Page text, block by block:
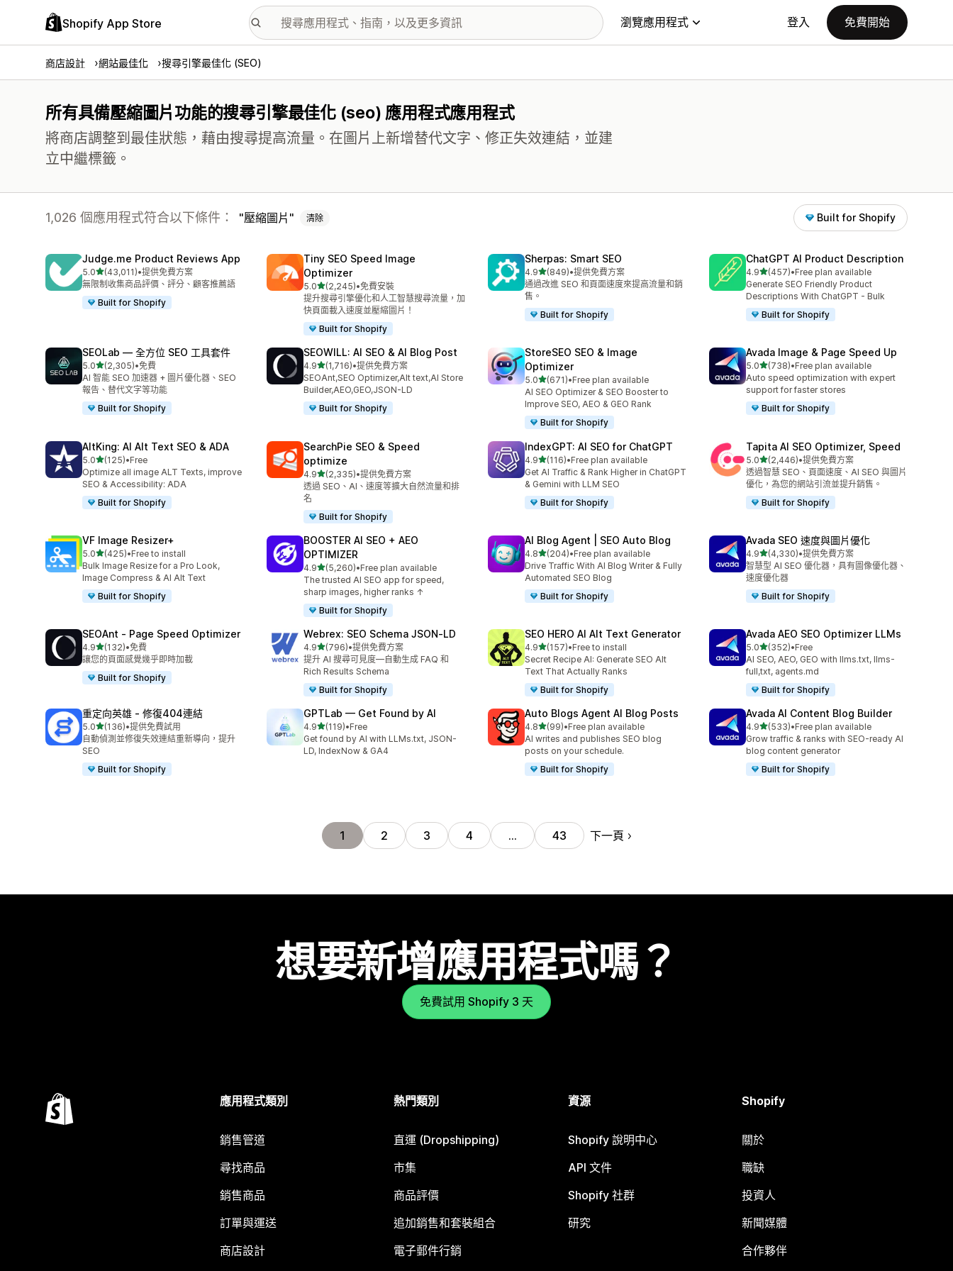
Shopify App Store 瀏覽應用程式 登入 免費開始
商店設計 網站最佳化 搜尋引擎最佳化 (SEO)
所有具備壓縮圖片功能的搜尋引擎最佳化 (seo) 應用程式應用程式
將商店調整到最佳狀態，藉由搜尋提高流量。在圖片上新增替代文字、修正失效連結，並建
立中繼標籤。
1,026 個應用程式符合以下條件： 壓縮圖片 清除 Built for Shopify
Judge.me Product Reviews App
5.0滿分 5 顆星
(43,011)
共有 43011 則評價
•提供免費方案
無限制收集商品評價、評分、顧客推薦語
Built for Shopify
Tiny SEO Speed Image
Optimizer
5.0滿分 5 顆星
(2,245)
共有 2245 則評價
•免費安裝
提升搜尋引擎優化和人工智慧搜尋流量，加
快頁面載入速度並壓縮圖片！
Built for Shopify
Sherpas: Smart SEO
4.9滿分 5 顆星
(849)
共有 849 則評價
•提供免費方案
通過改進 SEO 和頁面速度來提高流量和銷
售。
Built for Shopify
ChatGPT AI Product Description
4.9滿分 5 顆星
(457)
共有 457 則評價
•Free plan available
Generate SEO Friendly Product
Descriptions With ChatGPT - Bulk
Built for Shopify
SEOLab — 全方位 SEO 工具套件
5.0滿分 5 顆星
(2,305)
共有 2305 則評價
•免費
AI 智能 SEO 加速器 + 圖片優化器、SEO
報告、替代文字等功能
Built for Shopify
SEOWILL: AI SEO & AI Blog Post
4.9滿分 5 顆星
(1,716)
共有 1716 則評價
•提供免費方案
SEOAnt,SEO Optimizer,Alt text,AI Store
Builder,AEO,GEO,JSON-LD
Built for Shopify
StoreSEO SEO & Image
Optimizer
5.0滿分 5 顆星
(671)
共有 671 則評價
•Free plan available
AI SEO Optimizer & SEO Booster to
Improve SEO, AEO & GEO Rank
Built for Shopify
Avada Image & Page Speed Up
5.0滿分 5 顆星
(738)
共有 738 則評價
•Free plan available
Auto speed optimization with expert
support for faster stores
Built for Shopify
AltKing: AI Alt Text SEO & ADA
5.0滿分 5 顆星
(125)
共有 125 則評價
•Free
Optimize all image ALT Texts, improve
SEO & Accessibility: ADA
Built for Shopify
SearchPie SEO & Speed
optimize
4.9滿分 5 顆星
(2,335)
共有 2335 則評價
•提供免費方案
透過 SEO、AI、速度等擴大自然流量和排
名
Built for Shopify
IndexGPT: AI SEO for ChatGPT
4.9滿分 5 顆星
(116)
共有 116 則評價
•Free plan available
Get AI Traffic & Rank Higher in ChatGPT
& Gemini with LLM SEO
Built for Shopify
Tapita AI SEO Optimizer, Speed
5.0滿分 5 顆星
(2,446)
共有 2446 則評價
•提供免費方案
透過智慧 SEO、頁面速度、AI SEO 與圖片
優化，為您的網站引流並提升銷售。
Built for Shopify
VF Image Resizer+
5.0滿分 5 顆星
(425)
共有 425 則評價
•Free to install
Bulk Image Resize for a Pro Look,
Image Compress & AI Alt Text
Built for Shopify
BOOSTER AI SEO + AEO
OPTIMIZER
4.9滿分 5 顆星
(5,260)
共有 5260 則評價
•Free plan available
The trusted AI SEO app for speed,
sharp images, higher ranks ↑
Built for Shopify
AI Blog Agent | SEO Auto Blog
4.8滿分 5 顆星
(204)
共有 204 則評價
•Free plan available
Drive Traffic With AI Blog Writer & Fully
Automated SEO Blog
Built for Shopify
Avada SEO 速度與圖片優化
4.9滿分 5 顆星
(4,330)
共有 4330 則評價
•提供免費方案
智慧型 AI SEO 優化器，具有圖像優化器、
速度優化器
Built for Shopify
SEOAnt ‑ Page Speed Optimizer
4.9滿分 5 顆星
(132)
共有 132 則評價
•免費
讓您的頁面感覺幾乎即時加載
Built for Shopify
Webrex: SEO Schema JSON‑LD
4.9滿分 5 顆星
(796)
共有 796 則評價
•提供免費方案
提升 AI 搜尋可見度—自動生成 FAQ 和
Rich Results Schema
Built for Shopify
SEO HERO AI Alt Text Generator
4.9滿分 5 顆星
(157)
共有 157 則評價
•Free to install
Secret Recipe AI: Generate SEO Alt
Text That Actually Ranks
Built for Shopify
Avada AEO SEO Optimizer LLMs
5.0滿分 5 顆星
(352)
共有 352 則評價
•Free
AI SEO, AEO, GEO with llms.txt, llms-
full,txt, agents.md
Built for Shopify
重定向英雄 ‑ 修復404連結
5.0滿分 5 顆星
(136)
共有 136 則評價
•提供免費試用
自動偵測並修復失效連結重新導向，提升
SEO
Built for Shopify
GPTLab — Get Found by AI
4.9滿分 5 顆星
(119)
共有 119 則評價
•Free
Get found by AI with LLMs.txt, JSON-
LD, IndexNow & GA4
Auto Blogs Agent AI Blog Posts
4.8滿分 5 顆星
(99)
共有 99 則評價
•Free plan available
AI writes and publishes SEO blog
posts on your schedule.
Built for Shopify
Avada AI Content Blog Builder
4.9滿分 5 顆星
(533)
共有 533 則評價
•Free plan available
Grow traffic & ranks with SEO-ready AI
blog content generator
Built for Shopify
1 2 3 4 … 43 下一頁
想要新增應用程式嗎？
免費試用 Shopify 3 天
應用程式類別
銷售管道
尋找商品
銷售商品
訂單與運送
商店設計
熱門類別
直運 (Dropshipping)
市集
商品評價
追加銷售和套裝組合
電子郵件行銷
資源
Shopify 說明中心
API 文件
Shopify 社群
研究
Shopify
關於
職缺
投資人
新聞媒體
合作夥伴